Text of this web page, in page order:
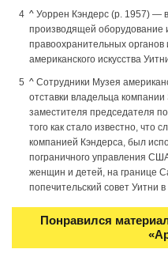
^ Уоррен Кэндерс (р. 1957) —
производящей оборудование
правоохранительных
американского искусства
^ Сотрудники Музея
отставки владельца
заместителя председателя
того как стало известно, что
компанией Кэндерса, был
пограничного управления
женщин и детей, на границе
попечительский совет Уитни
Понравился